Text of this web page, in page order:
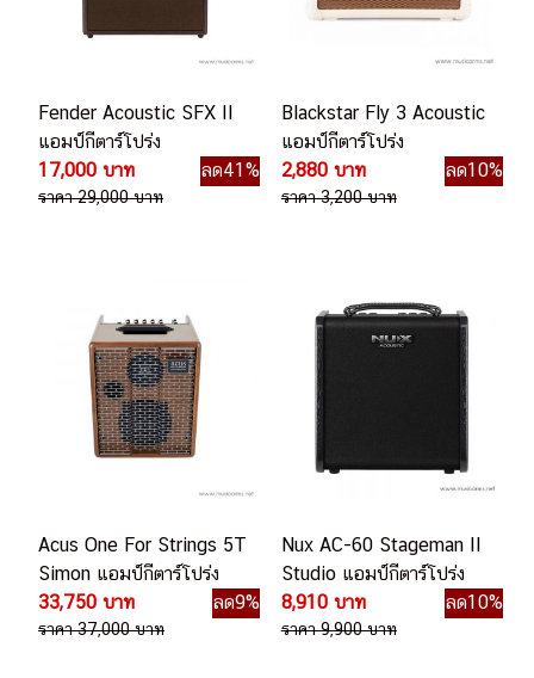
Fender Acoustic SFX II
แอมป์กีตาร์โปร่ง
17,000 บาท
ลด41%
ราคา 29,000 บาท
Blackstar Fly 3 Acoustic
แอมป์กีตาร์โปร่ง
2,880 บาท
ลด10%
ราคา 3,200 บาท
Acus One For Strings 5T
Simon แอมป์กีตาร์โปร่ง
33,750 บาท
ลด9%
ราคา 37,000 บาท
Nux AC-60 Stageman II
Studio แอมป์กีตาร์โปร่ง
8,910 บาท
ลด10%
ราคา 9,900 บาท